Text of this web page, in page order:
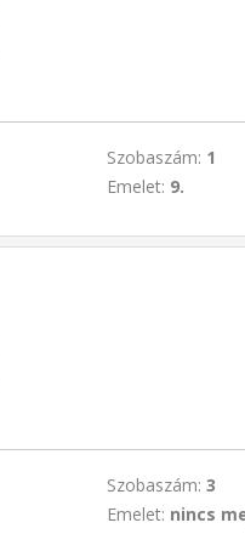
Szobaszám: 1
Emelet: 9.
Szobaszám: 3
Emelet: nincs